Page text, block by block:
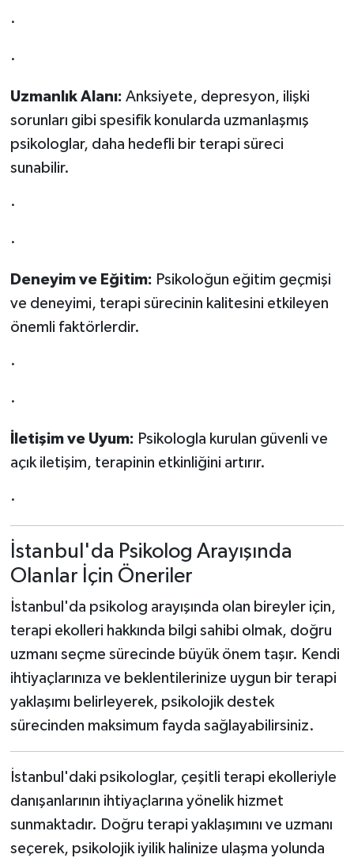
·
·
Uzmanlık Alanı: Anksiyete, depresyon, ilişki
sorunları gibi spesifik konularda uzmanlaşmış
psikologlar, daha hedefli bir terapi süreci
sunabilir.
·
·
Deneyim ve Eğitim: Psikoloğun eğitim geçmişi
ve deneyimi, terapi sürecinin kalitesini etkileyen
önemli faktörlerdir.
·
·
İletişim ve Uyum: Psikologla kurulan güvenli ve
açık iletişim, terapinin etkinliğini artırır.
·
İstanbul'da Psikolog Arayışında
Olanlar İçin Öneriler
İstanbul'da psikolog arayışında olan bireyler için,
terapi ekolleri hakkında bilgi sahibi olmak, doğru
uzmanı seçme sürecinde büyük önem taşır. Kendi
ihtiyaçlarınıza ve beklentilerinize uygun bir terapi
yaklaşımı belirleyerek, psikolojik destek
sürecinden maksimum fayda sağlayabilirsiniz.
İstanbul'daki psikologlar, çeşitli terapi ekolleriyle
danışanlarının ihtiyaçlarına yönelik hizmet
sunmaktadır. Doğru terapi yaklaşımını ve uzmanı
seçerek, psikolojik iyilik halinize ulaşma yolunda